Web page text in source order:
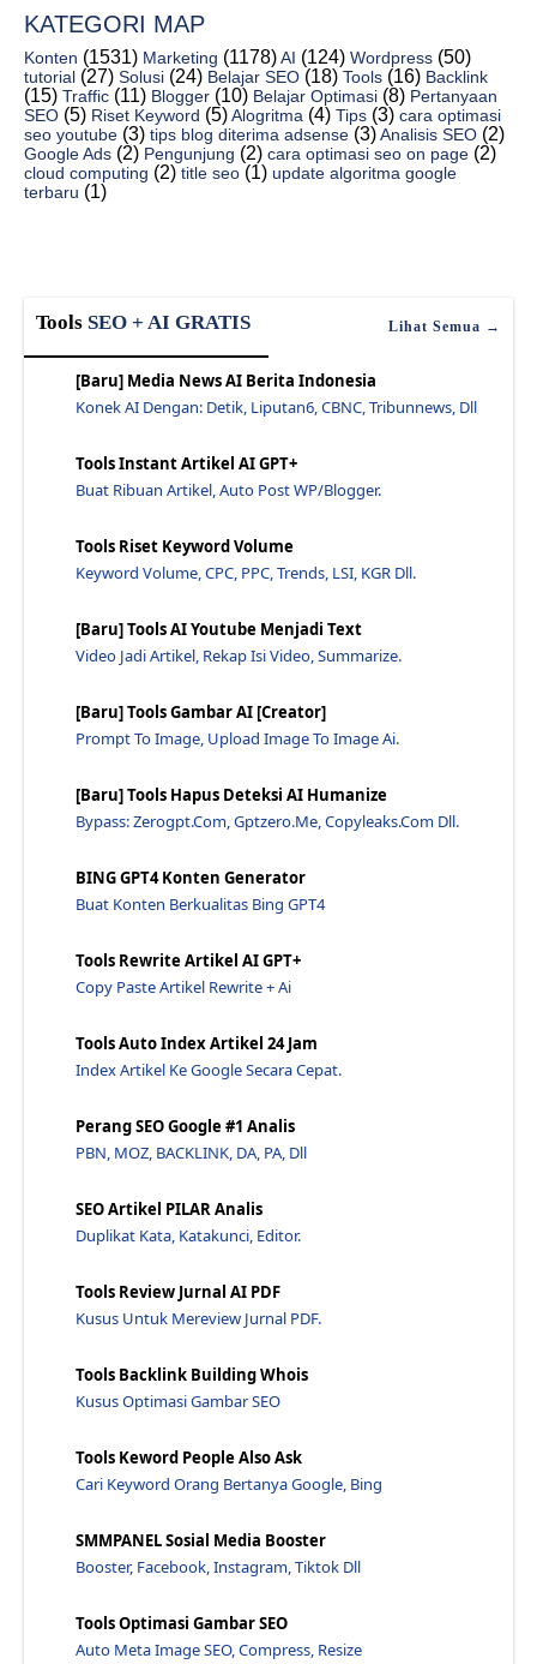
Cara Memperbaiki Masalah Hotlinking Atau Hotlink P...
Cara Cepat Uninstall Webuzo di VPS Linux Ubuntu - ...
Cara Mengatasi WP Admin Error Tidak Bisa di buka -...
Cara mudah Install Flask Python di Server Hosting ...
Yakinkah Hosting untuk WordPress kamu Sudah bagus?...
Cara Bikin Database CSV Pada CyberPanel - Jawaras...
Berikut Ini Penyedia Cloud Hosting Terbaik Di Duni...
12 Cara Update Wordpress Yang Perlu Kamu Ketahui -...
11 Plugin Adsense Terbaik Untuk Pasang Iklan Di Wo...
Hati Hati Ini Dia Cara Reset Hosting Cpanel Yang -...
Cara Melihat Name Server Di Cpanel Hosting Gampang...
Cara Mengurangi Disk Space Usage Di Cpanel Dengan ...
Cara Riset Hostadvice Jenis Hosting Untuk Website ...
Tips Menghapus Index Php Di Website Codeigniter - ...
Cara Mudah Mengirim Email Dan Setting Plugin Smtp ...
5 Contoh Ciri-Ciri Link Phising Hacker Berbahaya
Kekurangan Shared Hosting Bagi Website Toko Online...
LiteSpeed dan Apache Mana Yang Lebih Cepat? Ini Pe...
Hati Hati Bandwidth Hosting Bisa Menyebabkan Websi...
Apakah Bandwidth Hosting Bisa Menurunkan Kecepatan...
Pengertian cPanel Dengan SPanel Manakah Yang Lebih...
Mending Pilih Web Hosting Wordpress Atau CMS Blogg...
Cara Memilih Hosting Untuk Keperluan Website Pemer...
Cara Pasang dan Mengarahkan Subdomain Ke Penyedia ...
Cara Membuat VPS Reboot Otomatis Secara Aman dan M...
cPanel Atau Webuzo, Manakah Terbaik Untuk Hosting ...
Cara Migrasi Website Wix ke WordPress Terbaru 2023...
Apa Itu Second Level Domain? Bagaimana Cara Menemu...
Cara Memilih CyberPanel Terbaik Untuk Hosting - Ja...
Cara Mengetahui IP Address Pada Laptop dan HP Andr...
Pengertian DirectAdmin Control Pada cPanel Hosting...
9+ Keunggulan Domain Berbayar VS Domain Gratisan -...
Wajib Tau Perbedaan VPS Dengan Dedicated Server Ba...
KATEGORI MAP
Konten (1531) Marketing (1178)AI (124) Wordpress (50)
tutorial (27) Solusi (24) Belajar SEO (18) Tools (16) Backlink
(15) Traffic (11) Blogger (10) Belajar Optimasi (8) Pertanyaan
SEO (5) Riset Keyword (5)Alogritma (4) Tips (3) cara optimasi
seo youtube (3) tips blog diterima adsense (3)Analisis SEO (2)
Google Ads (2) Pengunjung (2) cara optimasi seo on page (2)
cloud computing (2) title seo (1) update algoritma google
terbaru (1)
Tools SEO + AI GRATIS Lihat Semua →
[Baru] Media News AI Berita Indonesia
Konek AI Dengan: Detik, Liputan6, CBNC, Tribunnews, Dll
Tools Instant Artikel AI GPT+
Buat Ribuan Artikel, Auto Post WP/Blogger.
Tools Riset Keyword Volume
Keyword Volume, CPC, PPC, Trends, LSI, KGR Dll.
[Baru] Tools AI Youtube Menjadi Text
Video Jadi Artikel, Rekap Isi Video, Summarize.
[Baru] Tools Gambar AI [Creator]
Prompt To Image, Upload Image To Image Ai.
[Baru] Tools Hapus Deteksi AI Humanize
Bypass: Zerogpt.com, Gptzero.me, Copyleaks.com Dll.
BING GPT4 Konten Generator
Buat Konten Berkualitas Bing GPT4
Tools Rewrite Artikel AI GPT+
Copy Paste Artikel Rewrite + Ai
Tools Auto Index Artikel 24 Jam
Index Artikel Ke Google Secara Cepat.
Perang SEO Google #1 Analis
PBN, MOZ, BACKLINK, DA, PA, Dll
SEO Artikel PILAR Analis
Duplikat Kata, Katakunci, Editor.
Tools Review Jurnal AI PDF
Kusus Untuk Mereview Jurnal PDF.
Tools Backlink Building Whois
Kusus Optimasi Gambar SEO
Tools Keword People Also Ask
Cari Keyword Orang Bertanya Google, Bing
SMMPANEL Sosial Media Booster
Booster, Facebook, Instagram, Tiktok Dll
Tools Optimasi Gambar SEO
Auto Meta Image SEO, Compress, Resize